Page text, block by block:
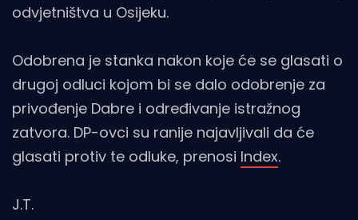
odvjetništva u Osijeku.
Odobrena je stanka nakon koje će se glasati o
drugoj odluci kojom bi se dalo odobrenje za
privođenje Dabre i određivanje istražnog
zatvora. DP-ovci su ranije najavljivali da će
glasati protiv te odluke, prenosi Index.
J.T.